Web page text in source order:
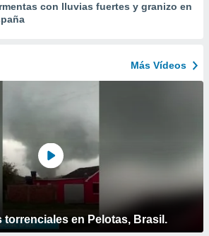
con lluvias fuertes y granizo en
Más Vídeos
torrenciales en Pelotas, Brasil.